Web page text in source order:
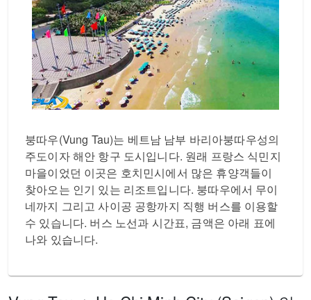
붕따우(Vung Tau)는 베트남 남부 바리아붕따우성의
주도이자 해안 항구 도시입니다. 원래 프랑스 식민지
마을이었던 이곳은 호치민시에서 많은 휴양객들이
찾아오는 인기 있는 리조트입니다. 붕따우에서 무이
네까지 그리고 사이공 공항까지 직행 버스를 이용할
수 있습니다. 버스 노선과 시간표, 금액은 아래 표에
나와 있습니다.